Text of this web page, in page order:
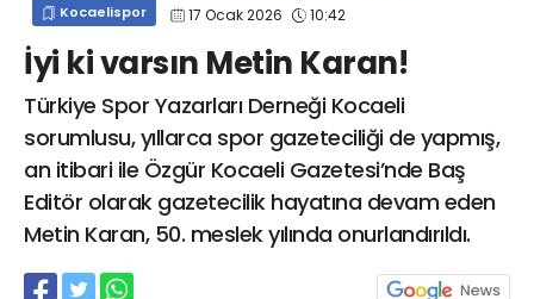
Kocaelispor 17 Ocak 2026 10:42
İyi ki varsın Metin Karan!
Türkiye Spor Yazarları Derneği Kocaeli
sorumlusu, yıllarca spor gazeteciliği de yapmış,
an itibari ile Özgür Kocaeli Gazetesi’nde Baş
Editör olarak gazetecilik hayatına devam eden
Metin Karan, 50. meslek yılında onurlandırıldı.
info@spor41.com